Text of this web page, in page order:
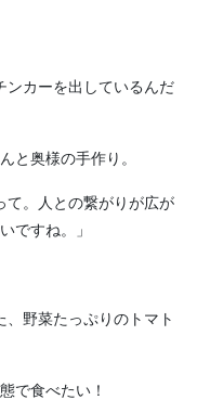
ンカーを出しているんだ
と奥様の手作り。
て。人との繋がりが広が
ですね。」
野菜たっぷりのトマト
で食べたい！